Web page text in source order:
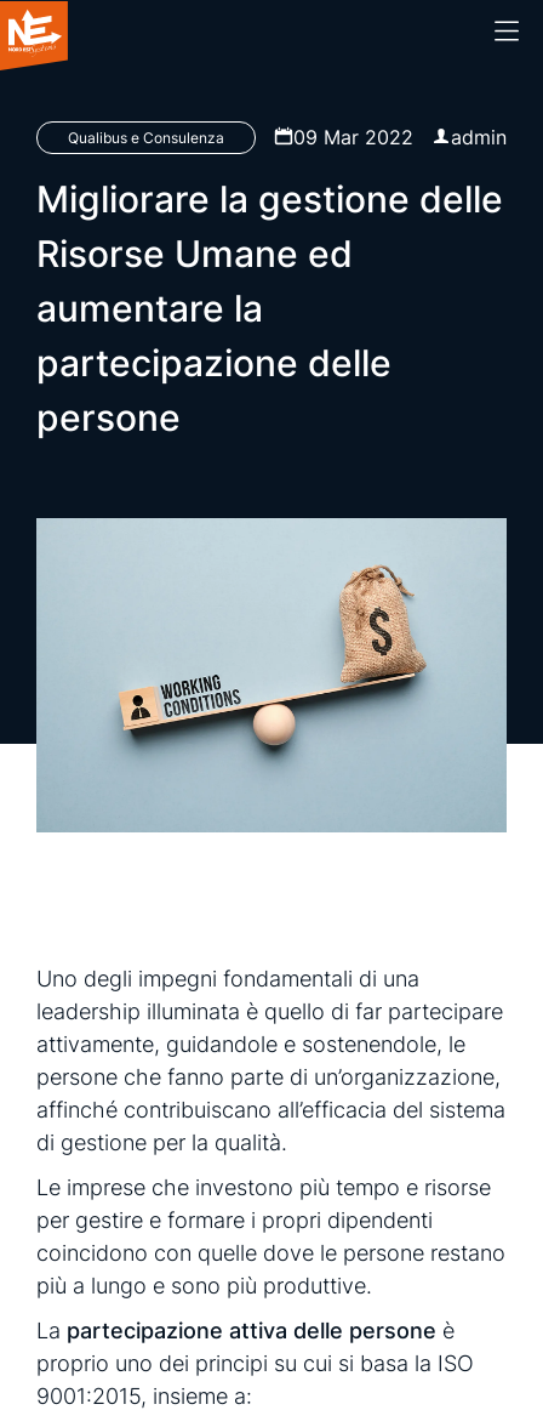
Home
Chi siamo
Cosa facciamo
Blog
richiedi una demo
richiedi info
Qualibus e Consulenza 09 Mar 2022 admin
Migliorare la gestione delle
Risorse Umane ed
aumentare la
partecipazione delle
persone
Uno degli impegni fondamentali di una
leadership illuminata è quello di far partecipare
attivamente, guidandole e sostenendole, le
persone che fanno parte di un’organizzazione,
affinché contribuiscano all’efficacia del sistema
di gestione per la qualità.
Le imprese che investono più tempo e risorse
per gestire e formare i propri dipendenti
coincidono con quelle dove le persone restano
più a lungo e sono più produttive.
La partecipazione attiva delle persone è
proprio uno dei principi su cui si basa la ISO
9001:2015, insieme a: